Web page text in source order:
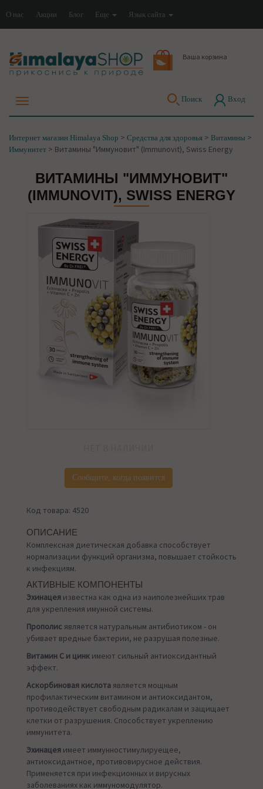
О нас Акции Блог Еще Язык сайта
Ваша корзина
Поиск Вход
Интернет магазин Himalaya Shop > Средства для здоровья > Витамины >
Иммунитет > Витамины "Иммуновит" (Immunovit), Swiss Energy
ВИТАМИНЫ "ИММУНОВИТ"
(IMMUNOVIT), SWISS ENERGY
Сообщите, когда появится
Код товара: 4520
ОПИСАНИЕ
Комплексная диетическая добавка способствует
нормализации функций организма, повышает стойкость
к инфекциям.
АКТИВНЫЕ КОМПОНЕНТЫ
Эхинацея известна как одна из наиполезнейших трав
для укрепления имунной системы.
Прополис является натуральным антибиотиком - он
убивает вредные бактерии, не разрушая полезные.
Витамин С и цинк имеют сильный антиоксидантный
эффект.
Аскорбиновая кислота является мощным
профилактическим витамином и антиоксидантом,
противодействует свободным радикалам и защищает
клетки от разрушения. Способствует укреплению
иммунитета.
Эхинацея имеет иммунностимулируещее,
антиоксидантное, противовирусное действия.
Применяется при инфекционных и вирусных
заболеваниях как иммуномодулятор.